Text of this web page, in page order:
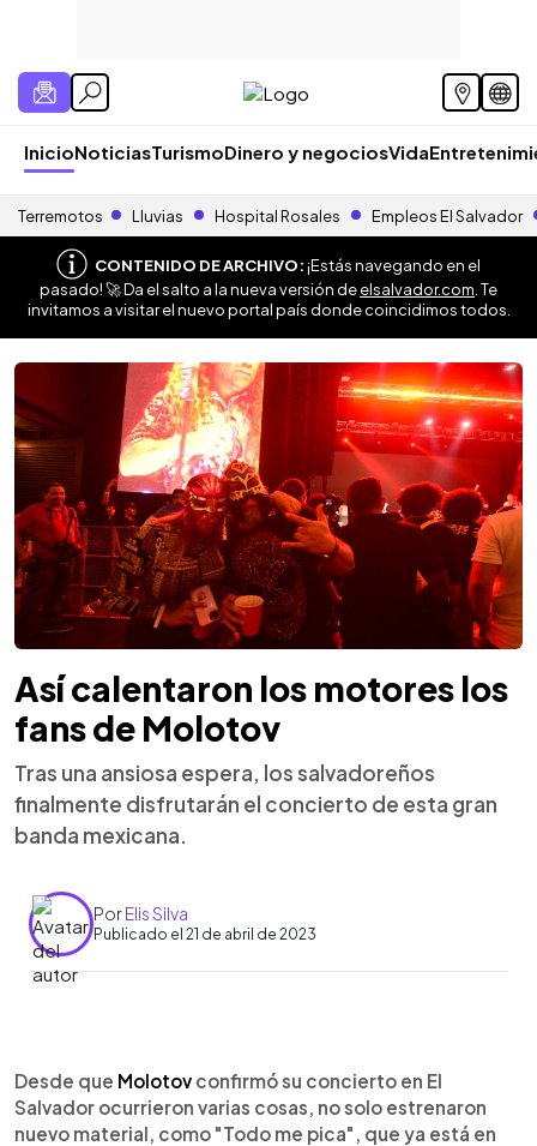
InicioNoticiasTurismoDinero y negociosVida
Terremotos Lluvias Hospital Rosales Empleos El Salvador
CONTENIDO DE ARCHIVO:¡Estás navegando en el
pasado! 🚀 Da el salto a la nueva versión deelsalvador.com . Te
invitamos a visitar el nuevo portal país donde coincidimos todos.
Así calentaron los motores los
fans de Molotov
Tras una ansiosa espera, los salvadoreños
finalmente disfrutarán el concierto de esta gran
banda mexicana.
PorElis Silva
Publicado el 21 de abril de 2023
Escuchar artículo
Desde que Molotov confirmó su concierto en El
Salvador ocurrieron varias cosas, no solo estrenaron
nuevo material, como "Todo me pica", que ya está en